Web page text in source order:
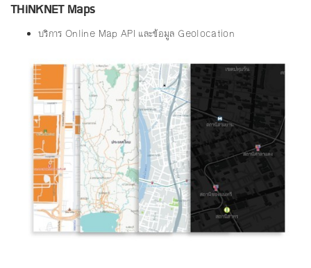
THiNKNET Maps
บริการ Online Map API และข้อมูล Geolocation